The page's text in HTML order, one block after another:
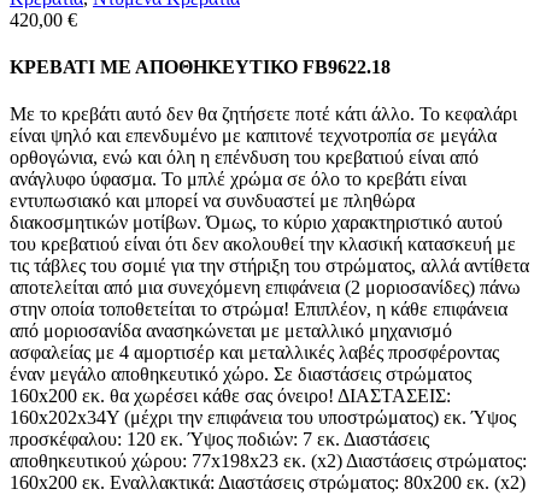
420,00 €
ΚΡΕΒΑΤΙ ΜΕ ΑΠΟΘΗΚΕΥΤΙΚΟ FB9622.18
Με το κρεβάτι αυτό δεν θα ζητήσετε ποτέ κάτι άλλο. Το κεφαλάρι
είναι ψηλό και επενδυμένο με καπιτονέ τεχνοτροπία σε μεγάλα
ορθογώνια, ενώ και όλη η επένδυση του κρεβατιού είναι από
ανάγλυφο ύφασμα. Το μπλέ χρώμα σε όλο το κρεβάτι είναι
εντυπωσιακό και μπορεί να συνδυαστεί με πληθώρα
διακοσμητικών μοτίβων. Όμως, το κύριο χαρακτηριστικό αυτού
του κρεβατιού είναι ότι δεν ακολουθεί την κλασική κατασκευή με
τις τάβλες του σομιέ για την στήριξη του στρώματος, αλλά αντίθετα
αποτελείται από μια συνεχόμενη επιφάνεια (2 μοριοσανίδες) πάνω
στην οποία τοποθετείται το στρώμα! Επιπλέον, η κάθε επιφάνεια
από μοριοσανίδα ανασηκώνεται με μεταλλικό μηχανισμό
ασφαλείας με 4 αμορτισέρ και μεταλλικές λαβές προσφέροντας
έναν μεγάλο αποθηκευτικό χώρο. Σε διαστάσεις στρώματος
160x200 εκ. θα χωρέσει κάθε σας όνειρο! ΔΙΑΣΤΑΣΕΙΣ:
160x202x34Υ (μέχρι την επιφάνεια του υποστρώματος) εκ. Ύψος
προσκέφαλου: 120 εκ. Ύψος ποδιών: 7 εκ. Διαστάσεις
αποθηκευτικού χώρου: 77x198x23 εκ. (x2) Διαστάσεις στρώματος:
160x200 εκ. Εναλλακτικά: Διαστάσεις στρώματος: 80x200 εκ. (x2)